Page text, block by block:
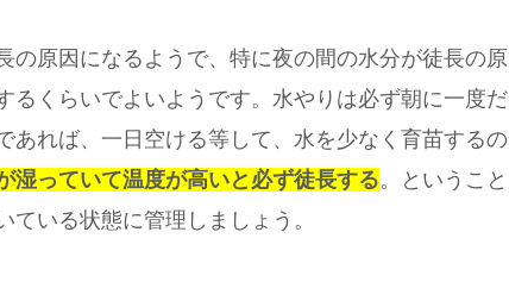
の原因になるようで、特に夜の間の水分が徒長の原
るくらいでよいようです。水やりは必ず朝に一度だ
あれば、一日空ける等して、水を少なく育苗するの
湿っていて温度が高いと必ず徒長する。ということ
いる状態に管理しましょう。